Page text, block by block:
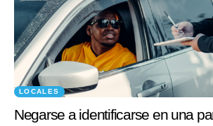
LOCALES
Negarse a identificarse en una